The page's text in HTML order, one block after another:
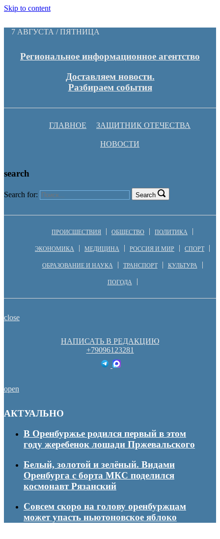
Skip to content
7 АВГУСТА / ПЯТНИЦА
Региональное информационное агентство
Доставляем новости.
Разбираем события
ГЛАВНОЕ ЗАЩИТНИК ОТЕЧЕСТВА
НОВОСТИ
search
Search for: Search
ПРОИСШЕСТВИЯ ОБЩЕСТВО ПОЛИТИКА
ЭКОНОМИКА МЕДИЦИНА РОССИЯ И МИР СПОРТ
ОБРАЗОВАНИЕ И НАУКА ТРАНСПОРТ КУЛЬТУРА
ПОГОДА
close
НАПИСАТЬ В РЕДАКЦИЮ
+79096123281
open
АКТУАЛЬНО
В Оренбуржье родился первый в этом
году жеребенок лошади Пржевальского
Белый, золотой и зелёный. Видами
Оренбурга с борта МКС поделился
космонавт Рязанский
Совсем скоро на голову оренбуржцам
может упасть ньютоновское яблоко